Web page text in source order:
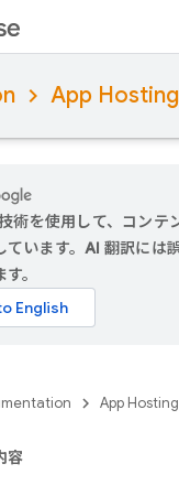
App Hosting
術を使用して、コンテ
ています。AI 翻訳には
。
App Hosting
容